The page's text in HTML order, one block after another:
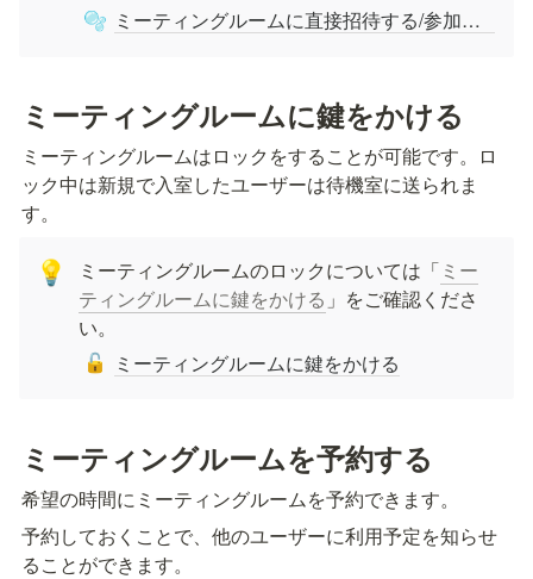
🫧 ミーティングルームに直接招待する/参加者の強制退出・ミュート
ミーティングルームに鍵をかける
ミーティングルームはロックをすることが可能です。ロ
ック中は新規で入室したユーザーは待機室に送られま
す。
💡 ミーティングルームのロックについては「 ミー
ティングルームに鍵をかける 」をご確認くださ
い。
🔓 ミーティングルームに鍵をかける
ミーティングルームを予約する
希望の時間にミーティングルームを予約できます。
予約しておくことで、他のユーザーに利用予定を知らせ
ることができます。